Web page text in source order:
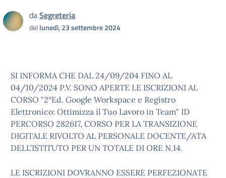
daSegreteria
dellunedì, 23 settembre 2024
SI INFORMA CHE DAL 24/09/204 FINO AL
04/10/2024 P.V. SONO APERTE LE ISCRIZIONI AL
CORSO "2°Ed. Google Workspace e Registro
Elettronico: Ottimizza il Tuo Lavoro in Team" ID
PERCORSO 282617, CORSO PER LA TRANSIZIONE
DIGITALE RIVOLTO AL PERSONALE DOCENTE/ATA
DELL'ISTITUTO PER UN TOTALE DI ORE N.14.
LE ISCRIZIONI DOVRANNO ESSERE PERFEZIONATE